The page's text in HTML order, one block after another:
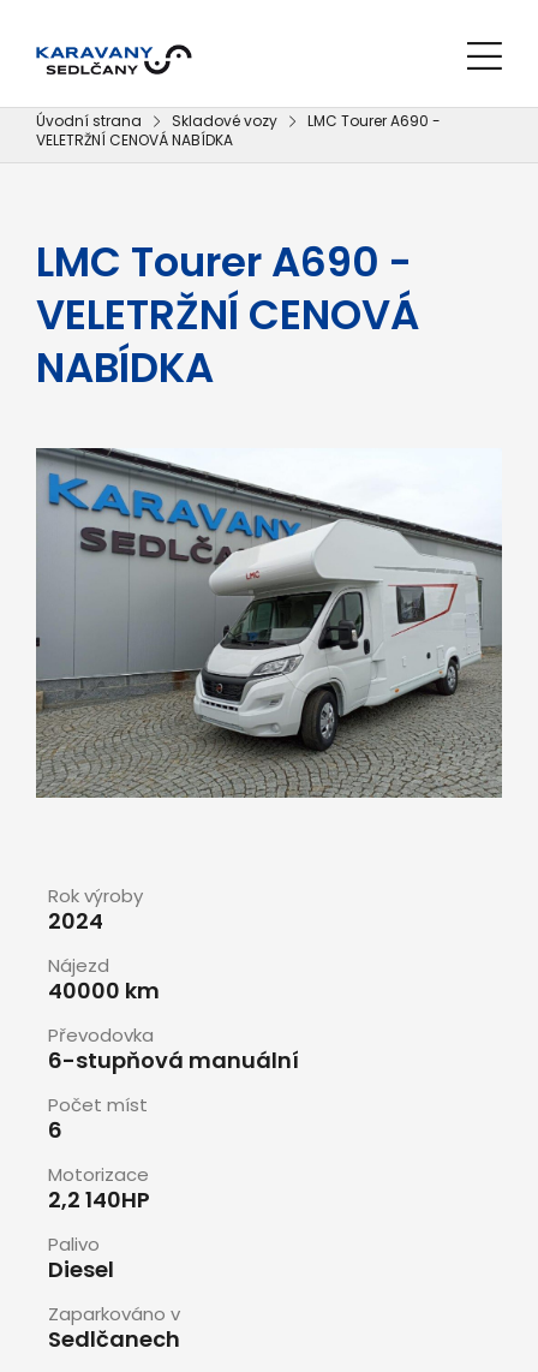
Úvodní strana Skladové vozy
LMC Tourer A690 -
VELETRŽNÍ CENOVÁ NABÍDKA
LMC Tourer A690 -
VELETRŽNÍ CENOVÁ
NABÍDKA
Rok výroby
2024
Nájezd
40000 km
Převodovka
6-stupňová manuální
Počet míst
6
Motorizace
2,2 140HP
Palivo
Diesel
Zaparkováno v
Sedlčanech